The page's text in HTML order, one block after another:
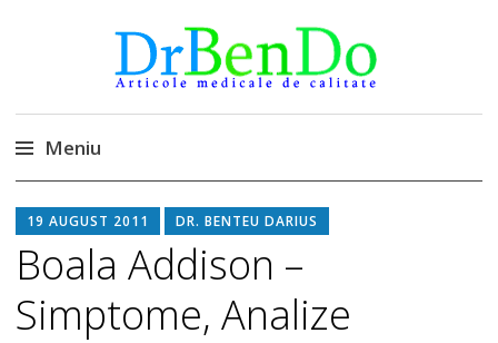
DrBendo.ro
Alimentatia sa iti fie medicatia
Meniu
la
conținut
19 AUGUST 2011 DR. BENTEU DARIUS
Boala Addison –
Simptome, Analize